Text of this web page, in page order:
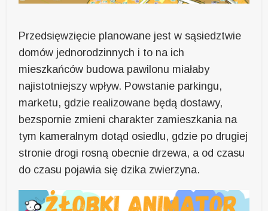
Przedsięwzięcie planowane jest w sąsiedztwie
domów jednorodzinnych i to na ich
mieszkańców budowa pawilonu miałaby
najistotniejszy wpływ. Powstanie parkingu,
marketu, gdzie realizowane będą dostawy,
bezspornie zmieni charakter zamieszkania na
tym kameralnym dotąd osiedlu, gdzie po drugiej
stronie drogi rosną obecnie drzewa, a od czasu
do czasu pojawia się dzika zwierzyna.